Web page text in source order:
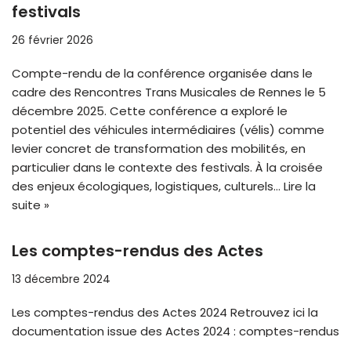
festivals
26 février 2026
Compte-rendu de la conférence organisée dans le
cadre des Rencontres Trans Musicales de Rennes le 5
décembre 2025. Cette conférence a exploré le
potentiel des véhicules intermédiaires (vélis) comme
levier concret de transformation des mobilités, en
particulier dans le contexte des festivals. À la croisée
des enjeux écologiques, logistiques, culturels… Lire la
suite »
Les comptes-rendus des Actes
13 décembre 2024
Les comptes-rendus des Actes 2024 Retrouvez ici la
documentation issue des Actes 2024 : comptes-rendus